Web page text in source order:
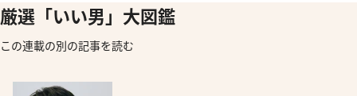
厳選「いい男」大図鑑
この連載の別の記事を読む